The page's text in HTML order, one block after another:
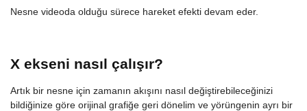
Nesne videoda olduğu sürece hareket efekti devam eder.
X ekseni nasıl çalışır?
Artık bir nesne için zamanın akışını nasıl değiştirebileceğinizi
bildiğinize göre orijinal grafiğe geri dönelim ve yörüngenin ayrı bir